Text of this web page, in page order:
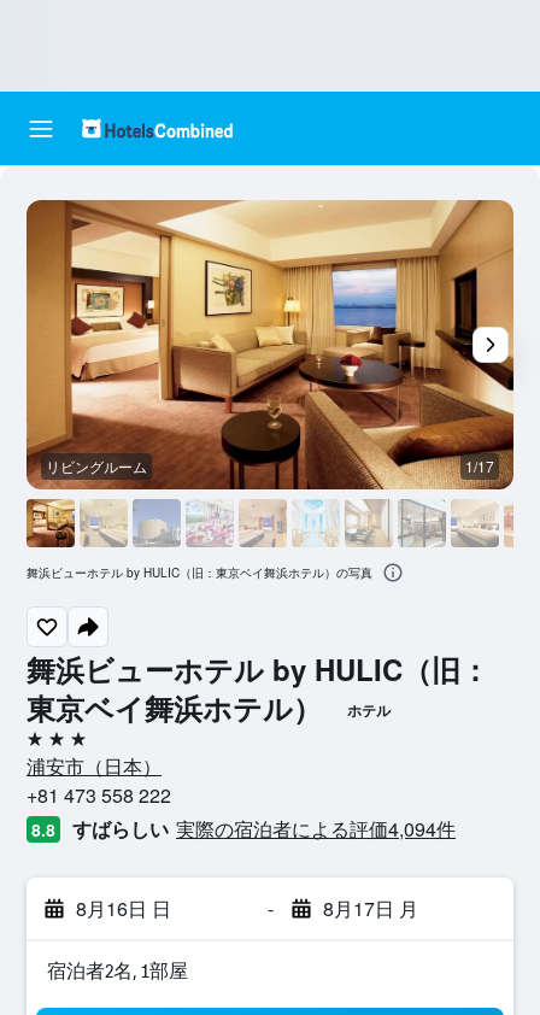
舞浜ビューホテル by HULIC（旧：
東京ベイ舞浜ホテル）
ホテル
3つ星
浦安市​（日本​）​
+81 473 558 222
8.8 すばらしい 実際の宿泊者による評価4,094​件
8月16日 日 - 8月17日 月
宿泊者2名, 1​部屋
リビングルーム 1/17
舞浜ビューホテル by HULIC（旧：東京ベイ舞浜ホテル）の写真